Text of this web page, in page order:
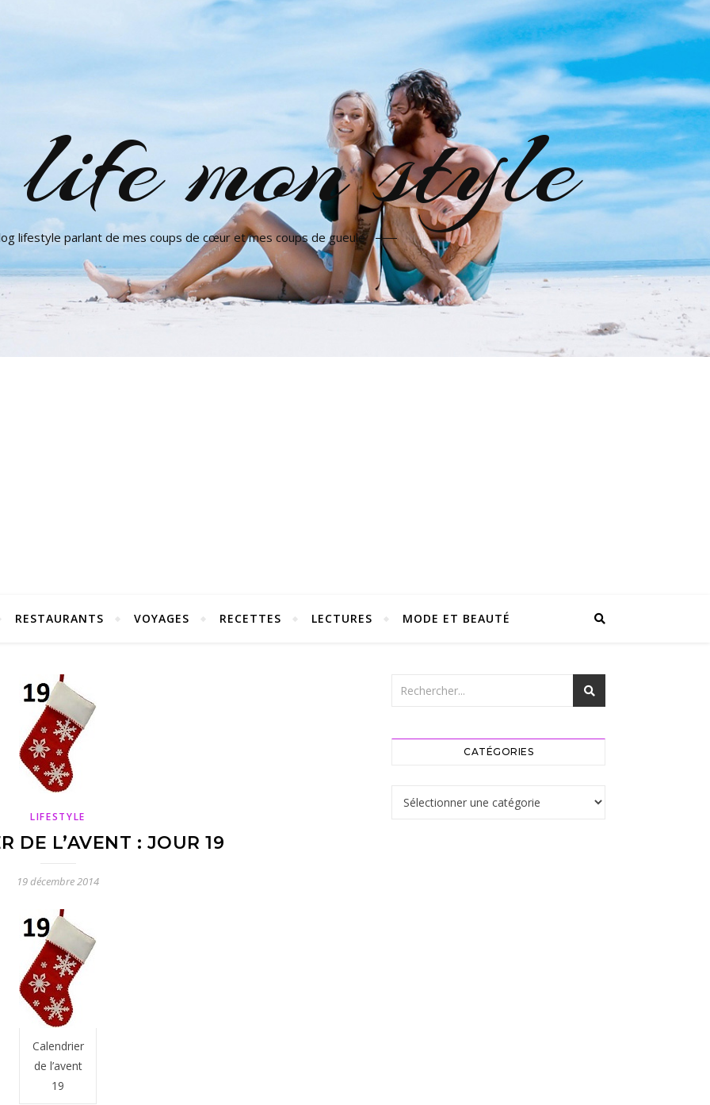
mon style
lifestyle parlant de mes coups de cœur et mes coups de gueule
RESTAURANTS VOYAGES RECETTES LECTURES MODE ET BEAUTÉ
LIFESTYLE
DE L’AVENT : JOUR 19
19 décembre 2014
Calendrier
de l’avent
19
CATÉGORIES
Catégories